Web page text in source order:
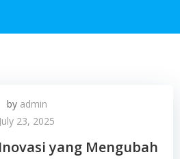
by admin
July 23, 2025
yang Mengubah